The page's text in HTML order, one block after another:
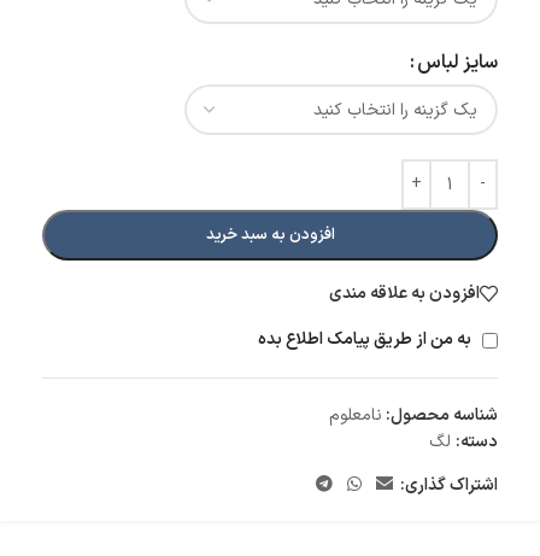
سایز لباس
افزودن به سبد خرید
افزودن به علاقه مندی
به من از طریق پیامک اطلاع بده
شناسه محصول: نامعلوم
دسته: لگ
اشتراک گذاری: